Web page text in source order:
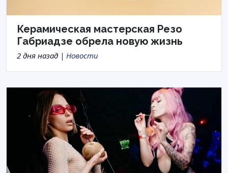
Керамическая мастерская Резо
Габриадзе обрела новую жизнь
2 дня назад | Новости